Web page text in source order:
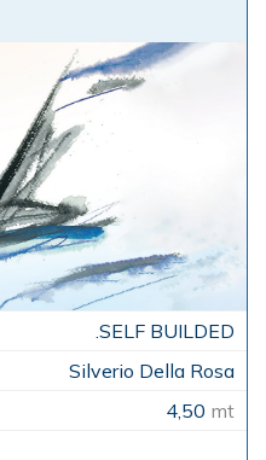
.SELF BUILDED
Silverio Della Rosa
4,50 mt